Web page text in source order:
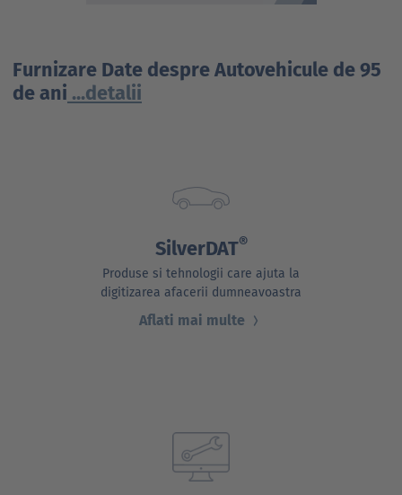
Furnizare Date despre Autovehicule de 95
de ani ...detalii
SilverDAT®
Produse si tehnologii care ajuta la
digitizarea afacerii dumneavoastra
Aflati mai multe